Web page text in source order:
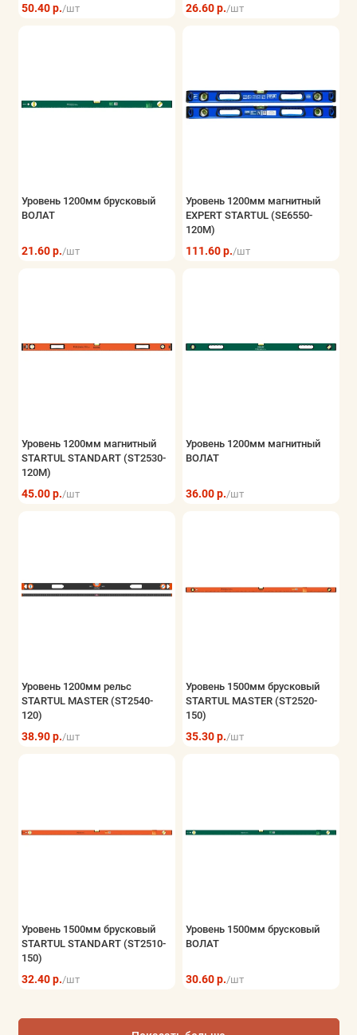
50.40 р./шт 26.60 р./шт
Уровень 1200мм брусковый
ВОЛАТ
21.60 р./шт
Уровень 1200мм магнитный
EXPERT STARTUL (SE6550-
120M)
111.60 р./шт
Уровень 1200мм магнитный
STARTUL STANDART (ST2530-
120M)
45.00 р./шт
Уровень 1200мм магнитный
ВОЛАТ
36.00 р./шт
Уровень 1200мм рельс
STARTUL MASTER (ST2540-
120)
38.90 р./шт
Уровень 1500мм брусковый
STARTUL MASTER (ST2520-
150)
35.30 р./шт
Уровень 1500мм брусковый
STARTUL STANDART (ST2510-
150)
32.40 р./шт
Уровень 1500мм брусковый
ВОЛАТ
30.60 р./шт